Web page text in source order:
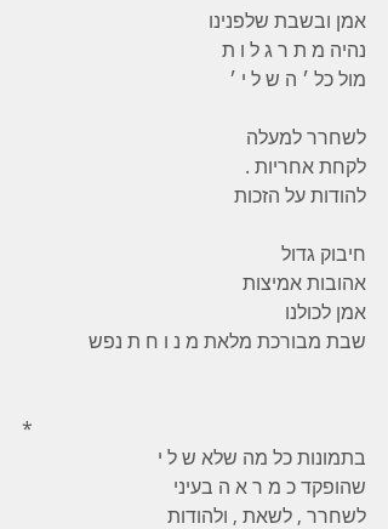
אמן ובשבת שלפנינו
נהיה מ ת ר ג ל ו ת
מול כל ׳ ה ש ל י ׳
לשחרר למעלה
לקחת אחריות .
להודות על הזכות
חיבוק גדול
אהובות אמיצות
אמן לכולנו
שבת מבורכת מלאת מ נ ו ח ת נפש
*
בתמונות כל מה שלא ש ל י
שהופקד כ מ ר א ה בעיני
לשחרר , לשאת , ולהודות